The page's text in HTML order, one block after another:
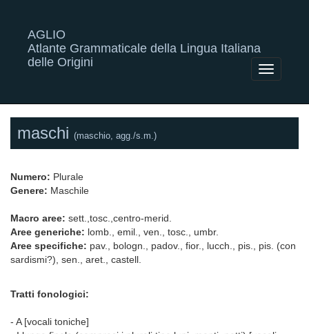
AGLIO
Atlante Grammaticale della Lingua Italiana
delle Origini
Toggle
maschi (maschio, agg./s.m.)
Numero: Plurale
Genere: Maschile
Macro aree: sett.,tosc.,centro-merid.
Aree generiche: lomb., emil., ven., tosc., umbr.
Aree specifiche: pav., bologn., padov., fior., lucch., pis., pis. (con
sardismi?), sen., aret., castell.
Tratti fonologici:
- A [vocali toniche]